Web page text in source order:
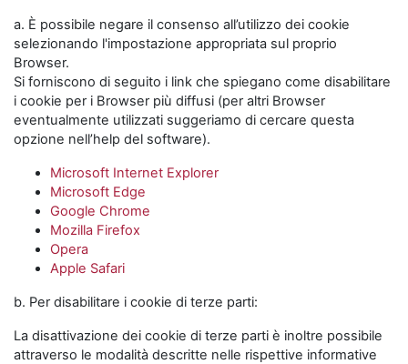
a. È possibile negare il consenso all’utilizzo dei cookie
selezionando l'impostazione appropriata sul proprio
Browser.
Si forniscono di seguito i link che spiegano come disabilitare
i cookie per i Browser più diffusi (per altri Browser
eventualmente utilizzati suggeriamo di cercare questa
opzione nell’help del software).
Microsoft Internet Explorer
Microsoft Edge
Google Chrome
Mozilla Firefox
Opera
Apple Safari
b. Per disabilitare i cookie di terze parti:
La disattivazione dei cookie di terze parti è inoltre possibile
attraverso le modalità descritte nelle rispettive informative